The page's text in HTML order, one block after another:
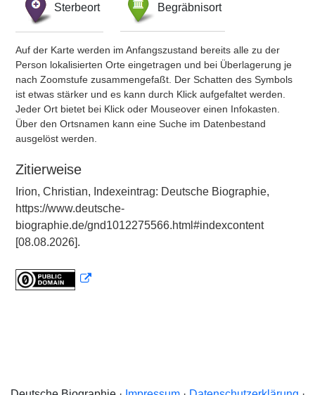
Sterbeort Begräbnisort
Auf der Karte werden im Anfangszustand bereits alle zu der
Person lokalisierten Orte eingetragen und bei Überlagerung je
nach Zoomstufe zusammengefaßt. Der Schatten des Symbols
ist etwas stärker und es kann durch Klick aufgefaltet werden.
Jeder Ort bietet bei Klick oder Mouseover einen Infokasten.
Über den Ortsnamen kann eine Suche im Datenbestand
ausgelöst werden.
Zitierweise
Irion, Christian, Indexeintrag: Deutsche Biographie,
https://www.deutsche-
biographie.de/gnd1012275566.html#indexcontent
[08.08.2026].